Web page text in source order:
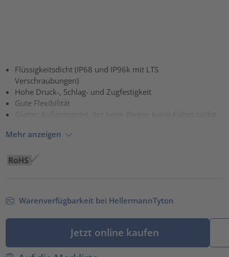
Flüssigkeitsdicht (IP68 und IP96k mit LTS
Verschraubungen)
Hohe Druck-, Schlag- und Zugfestigkeit
Gute Flexibilität
Glatter Außenmantel, der beim Biegen keine Falten bildet
Mehr anzeigen
Warenverfügbarkeit bei HellermannTyton
Jetzt online kaufen